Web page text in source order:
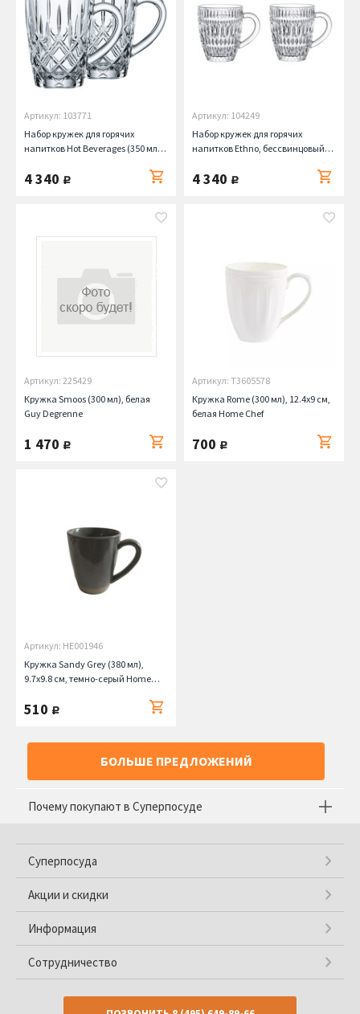
Артикул: 103771
Набор кружек для горячих
напитков Hot Beverages (350 мл),
4 340 руб.
Артикул: 104249
Набор кружек для горячих
напитков Ethno, бессвинцовый
4 340 руб.
Артикул: 225429
Кружка Smoos (300 мл), белая
Guy Degrenne
1 470 руб.
Артикул: T3605578
Кружка Rome (300 мл), 12.4х9 см,
белая Home Chef
700 руб.
Артикул: HE001946
Кружка Sandy Grey (380 мл),
9.7х9.8 см, темно-серый Home
510 руб.
БОЛЬШЕ ПРЕДЛОЖЕНИЙ
Почему покупают в Суперпосуде
Суперпосуда
Акции и скидки
Информация
Сотрудничество